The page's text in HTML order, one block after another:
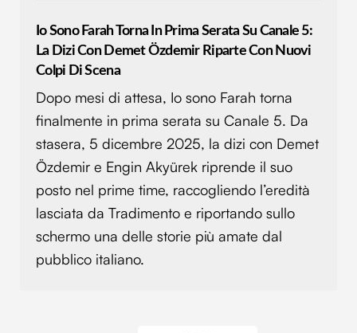
Io Sono Farah Torna In Prima Serata Su Canale 5:
La Dizi Con Demet Özdemir Riparte Con Nuovi
Colpi Di Scena
Dopo mesi di attesa, Io sono Farah torna
finalmente in prima serata su Canale 5. Da
stasera, 5 dicembre 2025, la dizi con Demet
Özdemir e Engin Akyürek riprende il suo
posto nel prime time, raccogliendo l’eredità
lasciata da Tradimento e riportando sullo
schermo una delle storie più amate dal
pubblico italiano.